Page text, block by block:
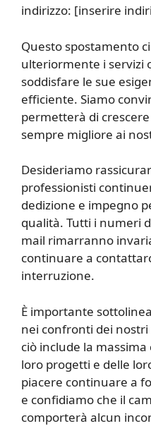
indirizzo: [inserire
Questo spostamento
ulteriormente i servizi
soddisfare le sue
efficiente. Siamo
permetterà di
sempre migliore ai
Desideriamo
professionisti
dedizione e impegno
qualità. Tutti i numeri
mail rimarranno
continuare a
interruzione.
È importante
nei confronti dei
ciò include la
loro progetti e delle
piacere continuare a
e confidiamo che il
comporterà alcun